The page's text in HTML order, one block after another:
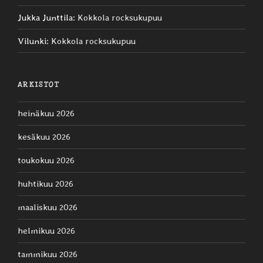
Jukka Junttila: Kokkola rocksukupuu
Vilunki: Kokkola rocksukupuu
ARKISTOT
heinäkuu 2026
kesäkuu 2026
toukokuu 2026
huhtikuu 2026
maaliskuu 2026
helmikuu 2026
tammikuu 2026